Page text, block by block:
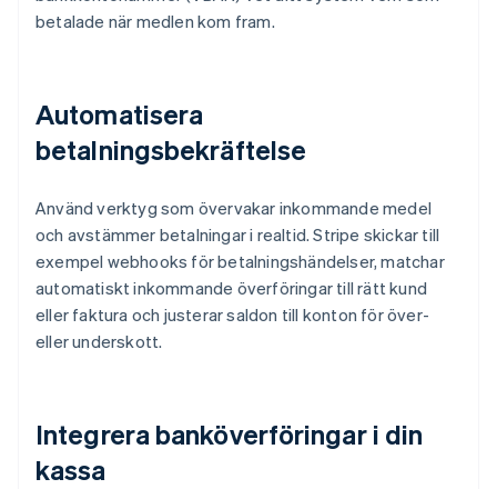
betalade när medlen kom fram.
Automatisera
betalningsbekräftelse
Använd verktyg som övervakar inkommande medel
och avstämmer betalningar i realtid. Stripe skickar till
exempel webhooks för betalningshändelser, matchar
automatiskt inkommande överföringar till rätt kund
eller faktura och justerar saldon till konton för över-
eller underskott.
Integrera banköverföringar i din
kassa